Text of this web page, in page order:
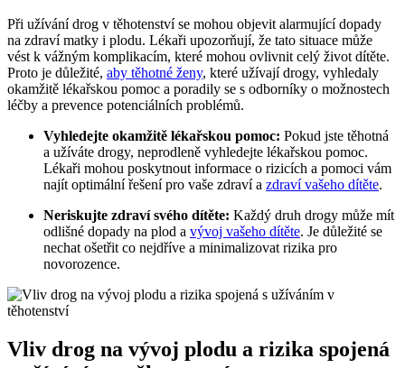
Při užívání drog v těhotenství se mohou objevit alarmující dopady
na zdraví matky i plodu. Lékaři upozorňují, že tato situace může
vést k vážným komplikacím, které mohou ovlivnit celý život dítěte.
Proto je důležité, aby těhotné ženy, které užívají drogy, vyhledaly
okamžitě lékařskou pomoc a poradily se s odborníky o možnostech
léčby a prevence potenciálních problémů.
Vyhledejte okamžitě lékařskou pomoc: Pokud jste těhotná
a užíváte drogy, neprodleně vyhledejte lékařskou pomoc.
Lékaři mohou poskytnout informace o rizicích a pomoci vám
najít optimální řešení pro vaše zdraví a zdraví vašeho dítěte.
Neriskujte zdraví svého dítěte: Každý druh drogy může mít
odlišné dopady na plod a vývoj vašeho dítěte. Je důležité se
nechat ošetřit co nejdříve a minimalizovat rizika pro
novorozence.
Vliv drog na vývoj plodu a rizika spojená